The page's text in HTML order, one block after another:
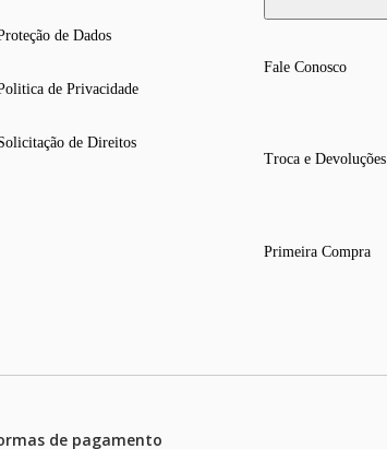
de Dados
de Privacidade
de Direitos
Fale Conosco
Troca e Devoluções
Primeira Compra
de pagamento